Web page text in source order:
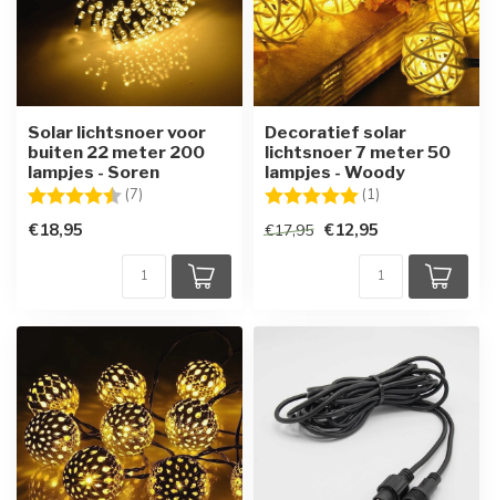
Solar lichtsnoer voor
buiten 22 meter 200
lampjes - Soren
Beoordeling: (7)
€18,95
Decoratief solar
lichtsnoer 7 meter 50
lampjes - Woody
Beoordeling: (1)
€17,95 €12,95